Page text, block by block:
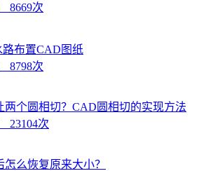
8669次
路布置CAD图纸
8798次
两个圆相切？CAD圆相切的实现方法
23104次
么恢复原来大小？